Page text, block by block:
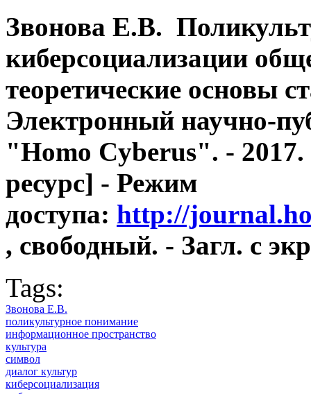
Звонова Е.В.
киберсоциализации
теоретические основы
Электронный научно-
"Homo Cyberus". -
ресурс] - Режим
доступа: http://
, свободный. - Загл. с
Tags:
Звонова Е.В.
поликультурное понимание
информационное пространство
культура
символ
диалог культур
киберсоциализация